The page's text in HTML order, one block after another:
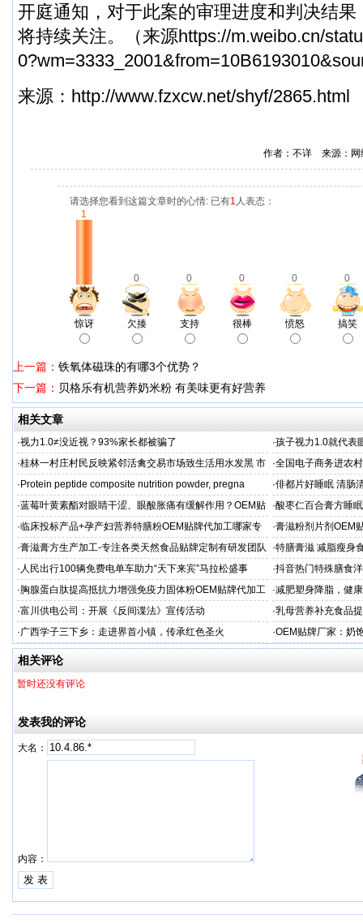
开庭通知，对于此案的审理进度和判决结
将持续关注。（来源https://m.weibo.cn/
来源： http://www.fzxcw.net/shyf/2865.html
作者：不详 来源：
请选择您看到这篇文章时的心情: 已有1 人表态：
1
0 0 0 0 0
惊讶 欠揍 支持 很棒 愤怒 搞笑
上一篇： 铁氧体磁珠的有哪3个优势？
下一篇： 贝格乐有机营养奶米粉 有美味更有好营养
相关文章
·视力1.0≠没近视？93%家长都被骗了 ·孩子视力1.0就代表
·桂林一村庄村民反映紧邻活禽交易市场致生活用水发黑 市
场称属“造谣”，联合调查组介入调查
·全国电子商务进农
利开班
· Protein peptide composite nutrition powder, pregna ·俳都片好睡眠 清肠
·蓝莓叶黄素酯对眼睛干涩、眼酸胀痛有缓解作用？OEM贴
牌代工
·酸枣仁百合膏方睡
厂
·临床投标产品+孕产妇营养特膳粉OEM贴牌代加工哪家专
业
·膏滋粉剂片剂OEM
·膏滋膏方生产加工-专注各类天然食品贴牌定制有研发团队
厂家
·特膳膏滋 减脂瘦身
务商
· 人民出行100辆免费电单车助力“天下来宾”马拉松盛事 ·抖音热门特殊膳食
牌加工
· 胸腺蛋白肽提高抵抗力增强免疫力固体粉OEM贴牌代加工
服务商
·减肥塑身降脂，健
服务商
·富川供电公司：开展《反间谍法》宣传活动 ·乳母营养补充食品
工
·广西学子三下乡：走进界首小镇，传承红色圣火 ·OEM贴牌厂家：奶
一步！
相关评论
暂时还没有评论
发表我的评论
大名：
内容：